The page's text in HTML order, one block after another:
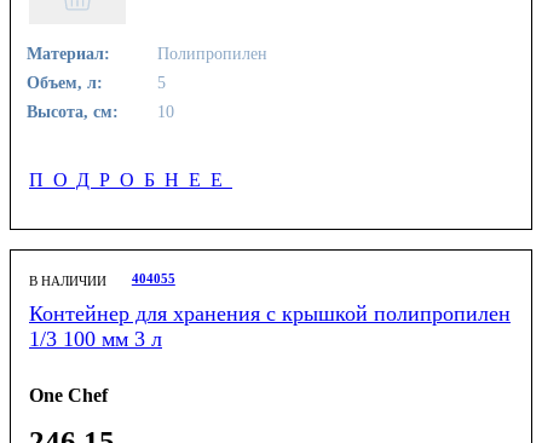
Материал:
Полипропилен
Объем, л:
5
Высота, см:
10
ПОДРОБНЕЕ
В НАЛИЧИИ 404055
Контейнер для хранения с крышкой полипропилен
1/3 100 мм 3 л
One Chef